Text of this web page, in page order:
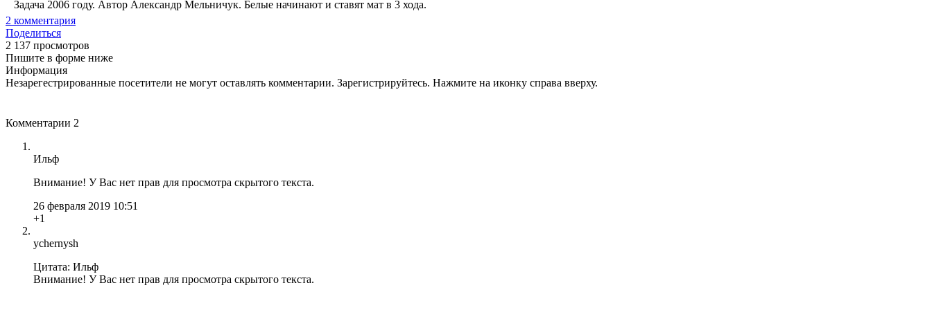
Задача 2006 году. Автор Александр Мельничук. Белые начинают и ставят мат в 3 хода.
2 комментария
Поделиться
2 137 просмотров
Пишите в форме ниже
Информация
Незарегестрированные посетители не могут оставлять комментарии. Зарегистрируйтесь. Нажмите на иконку справа вверху.
Комментарии 2
Ильф
Внимание! У Вас нет прав для просмотра скрытого текста.
26 февраля 2019 10:51
+1
ychernysh
Цитата: Ильф
Внимание! У Вас нет прав для просмотра скрытого текста.